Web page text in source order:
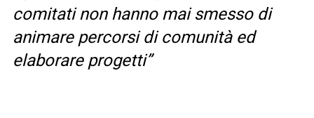
comitati non hanno mai smesso di
animare percorsi di comunità ed
elaborare progetti”